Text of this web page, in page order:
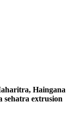
Haingana
extrusion